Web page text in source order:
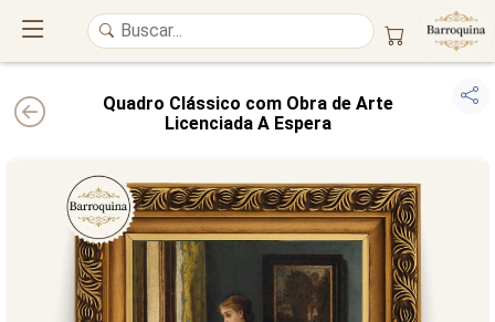
UM ATELIÊ 100% FINE ART
Quadro Clássico com Obra de Arte
Licenciada A Espera